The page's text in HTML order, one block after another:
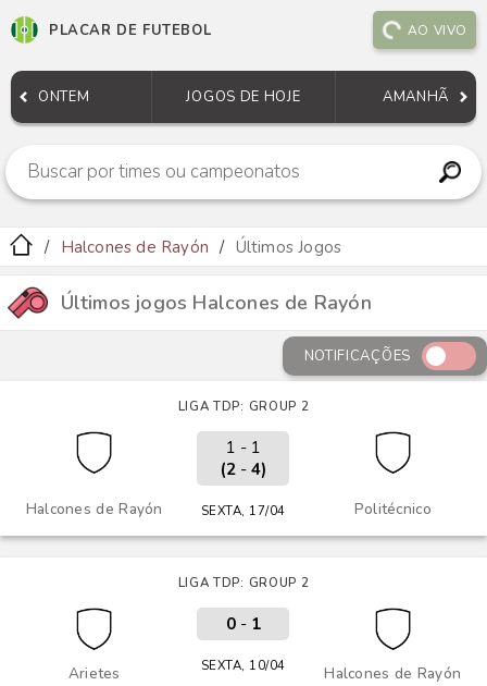
PLACAR DE FUTEBOL AO VIVO
ONTEM JOGOS DE HOJE AMANHÃ
Halcones de Rayón Últimos Jogos
Últimos jogos Halcones de Rayón
NOTIFICAÇÕES
LIGA TDP: GROUP 2
Halcones de Rayón Politécnico
1 - 1
(2- 4)
SEXTA, 17/04
LIGA TDP: GROUP 2
Arietes Halcones de Rayón
0- 1
SEXTA, 10/04